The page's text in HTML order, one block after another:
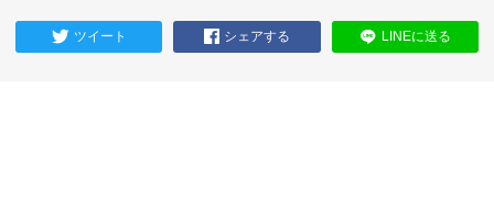
ツイート シェアする LINEに送る